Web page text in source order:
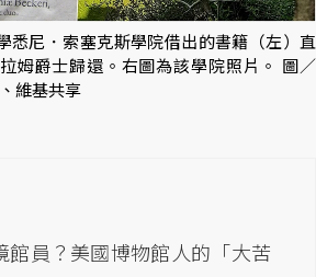
悉尼．索塞克斯學院借出的書籍（左）直
姆爵士歸還。右圖為該學院照片。 圖／
、維基共享
館員？美國博物館人的「大苦